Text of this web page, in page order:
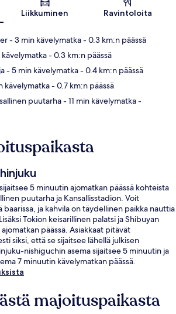
Kartta
Liikkuminen Ravintoloita
- 3 min kävelymatka- 0.3 km:n päässä
- 0.3 km:n päässä
- 5 min kävelymatka- 0.4 km:n päässä
kävelymatka- 0.7 km:n päässä
puutarha- 11 min kävelymatka-
5 minuutin ajomatkan päässä kohteista
puutarha ja Kansallisstadion. Voit
ja kahvila on täydellinen paikka nauttia
Tokion keisarillinen palatsi ja Shibuyan
päässä. Asiakkaat pitävät
siksi, että se sijaitsee lähellä julkisen
nishiguchin asema sijaitsee 5 minuutin ja
7 minuutin kävelymatkan päässä.
majoituspaikasta